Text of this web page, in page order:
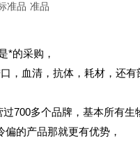
准品 准品
*的采购，
，血清，抗体，耗材，还有
过700多个品牌，基本所有生
的产品那就更有优势，